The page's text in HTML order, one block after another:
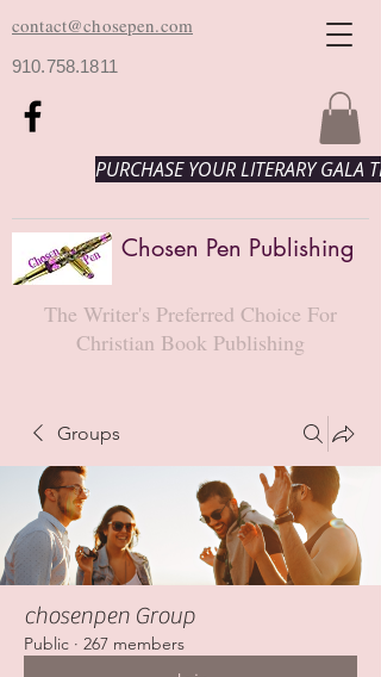
contact@chosepen.com
910.758.1811
PURCHASE YOUR LITERARY GALA
Chosen Pen Publishing
The Writer's Preferred Choice For
Christian Book Publishing
Groups
chosenpen Group
Public · 267 members